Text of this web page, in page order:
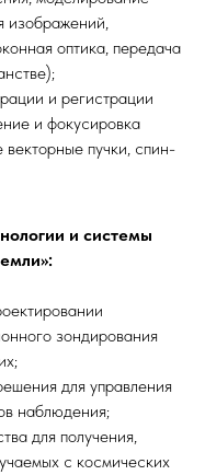
изображений,
оптика, передача
и регистрации
и фокусировка
векторные пучки, спин-
и системы
зондирования
для управления
наблюдения;
для получения,
с космических